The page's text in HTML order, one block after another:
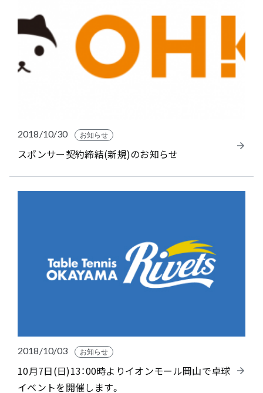
2018/10/30 お知らせ
スポンサー契約締結(新規)のお知らせ
2018/10/03 お知らせ
10月7日(日)13：00時よりイオンモール岡山で卓球
イベントを開催します。